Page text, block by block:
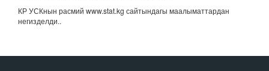
КР УСКнын расмий www.stat.kg сайтындагы маалыматтардан
негизделди..